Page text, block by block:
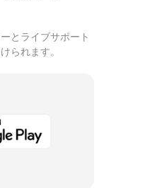
とライブサポート
られます。